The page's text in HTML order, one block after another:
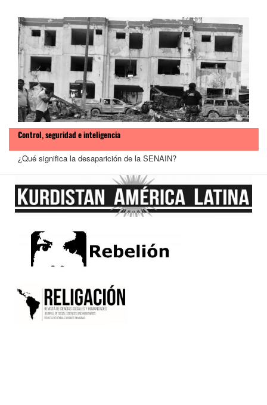
Control, seguridad e inteligencia
¿Qué significa la desaparición de la SENAIN?